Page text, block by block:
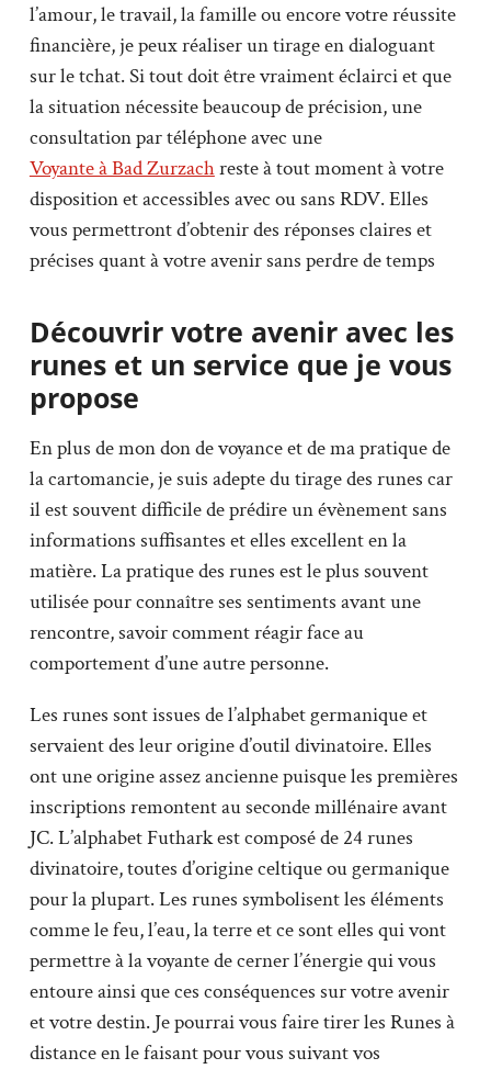
l’amour, le travail, la famille ou encore votre réussite
financière, je peux réaliser un tirage en dialoguant
sur le tchat. Si tout doit être vraiment éclairci et que
la situation nécessite beaucoup de précision, une
consultation par téléphone avec une
Voyante à Bad Zurzachreste à tout moment à votre
disposition et accessibles avec ou sans RDV. Elles
vous permettront d’obtenir des réponses claires et
précises quant à votre avenir sans perdre de temps
Découvrir votre avenir avec les
runes et un service que je vous
propose
En plus de mon don de voyance et de ma pratique de
la cartomancie, je suis adepte du tirage des runes car
il est souvent difficile de prédire un évènement sans
informations suffisantes et elles excellent en la
matière. La pratique des runes est le plus souvent
utilisée pour connaître ses sentiments avant une
rencontre, savoir comment réagir face au
comportement d’une autre personne.
Les runes sont issues de l’alphabet germanique et
servaient des leur origine d’outil divinatoire. Elles
ont une origine assez ancienne puisque les premières
inscriptions remontent au seconde millénaire avant
JC. L’alphabet Futhark est composé de 24 runes
divinatoire, toutes d’origine celtique ou germanique
pour la plupart. Les runes symbolisent les éléments
comme le feu, l’eau, la terre et ce sont elles qui vont
permettre à la voyante de cerner l’énergie qui vous
entoure ainsi que ces conséquences sur votre avenir
et votre destin. Je pourrai vous faire tirer les Runes à
distance en le faisant pour vous suivant vos